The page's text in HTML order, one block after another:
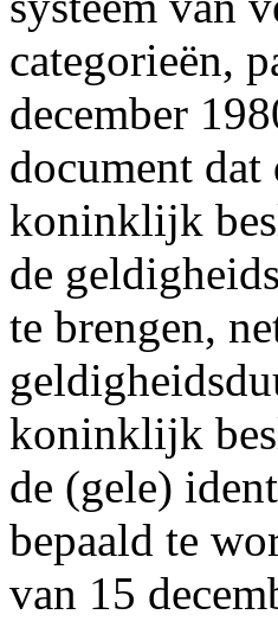
categorieën,
december
document
koninklijk
de
te brengen,
koninklijk
de (gele)
bepaald te
van 15